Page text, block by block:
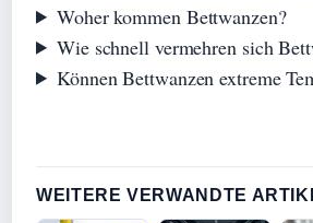
Woher kommen Bettwanzen?
Wie schnell vermehren sich
Können Bettwanzen extreme
WEITERE VERWANDTE